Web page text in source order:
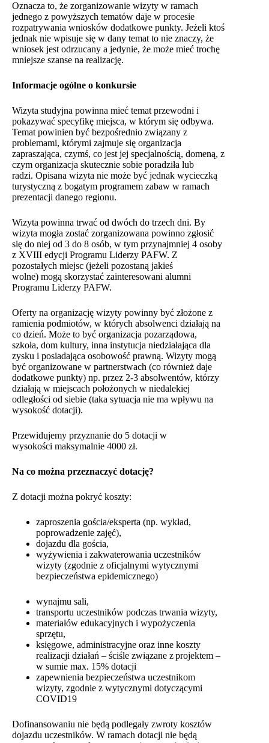
Oznacza to, że zorganizowanie wizyty w ramach
jednego z powyższych tematów daje w procesie
rozpatrywania wniosków dodatkowe punkty. Jeżeli ktoś
jednak nie wpisuje się w dany temat to nie znaczy, że
wniosek jest odrzucany a jedynie, że może mieć trochę
mniejsze szanse na realizację.
Informacje ogólne o konkursie
Wizyta studyjna powinna mieć temat przewodni i
pokazywać specyfikę miejsca, w którym się odbywa.
Temat powinien być bezpośrednio związany z
problemami, którymi zajmuje się organizacja
zapraszająca, czymś, co jest jej specjalnością, domeną, z
czym organizacja skutecznie sobie poradziła lub
radzi. Opisana wizyta nie może być jednak wycieczką
turystyczną z bogatym programem zabaw w ramach
prezentacji danego regionu.
Wizyta powinna trwać od dwóch do trzech dni. By
wizyta mogła zostać zorganizowana powinno zgłosić
się do niej od 3 do 8 osób, w tym przynajmniej 4 osoby
z XVIII edycji Programu Liderzy PAFW. Z
pozostałych miejsc (jeżeli pozostaną jakieś
wolne) mogą skorzystać zainteresowani alumni
Programu Liderzy PAFW.
Oferty na organizację wizyty powinny być złożone z
ramienia podmiotów, w których absolwenci działają na
co dzień. Może to być organizacja pozarządowa,
szkoła, dom kultury, inna instytucja niedziałająca dla
zysku i posiadająca osobowość prawną. Wizyty mogą
być organizowane w partnerstwach (co również daje
dodatkowe punkty) np. przez 2-3 absolwentów, którzy
działają w miejscach położonych w niedalekiej
odległości od siebie (taka sytuacja nie ma wpływu na
wysokość dotacji).
Przewidujemy przyznanie do 5 dotacji w
wysokości maksymalnie 4000 zł.
Na co można przeznaczyć dotację?
Z dotacji można pokryć koszty:
zaproszenia gościa/eksperta (np. wykład,
poprowadzenie zajęć),
dojazdu dla gościa,
wyżywienia i zakwaterowania uczestników
wizyty (zgodnie z oficjalnymi wytycznymi
bezpieczeństwa epidemicznego)
wynajmu sali,
transportu uczestników podczas trwania wizyty,
materiałów edukacyjnych i wypożyczenia
sprzętu,
księgowe, administracyjne oraz inne koszty
realizacji działań – ściśle związane z projektem –
w sumie max. 15% dotacji
zapewnienia bezpieczeństwa uczestnikom
wizyty, zgodnie z wytycznymi dotyczącymi
COVID19
Dofinansowaniu nie będą podlegały zwroty kosztów
dojazdu uczestników. W ramach dotacji nie będą